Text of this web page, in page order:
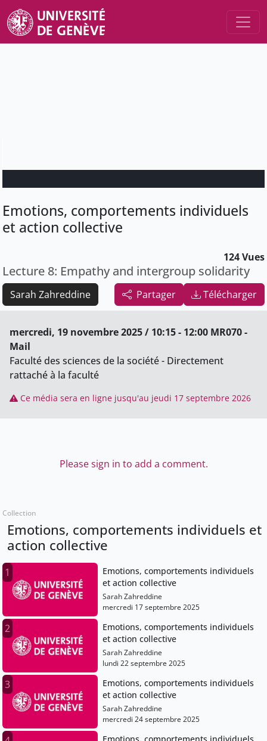
Emotions, comportements individuels
et action collective
124 Vues
Lecture 8: Empathy and intergroup solidarity
Partager Télécharger
Sarah Zahreddine
mercredi, 19 novembre 2025 / 10:15 - 12:00 MR070 -
Mail
Faculté des sciences de la société - Directement
rattaché à la faculté
Ce média sera en ligne jusqu'au jeudi 17 septembre 2026
Please sign in to add a comment.
Collection
Emotions, comportements individuels et
action collective
1
Emotions, comportements individuels
et action collective
Sarah Zahreddine
mercredi 17 septembre 2025
2
Emotions, comportements individuels
et action collective
Sarah Zahreddine
lundi 22 septembre 2025
3
Emotions, comportements individuels
et action collective
Sarah Zahreddine
mercredi 24 septembre 2025